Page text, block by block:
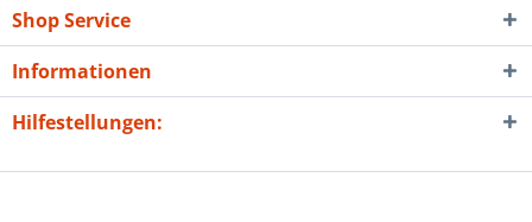
Shop Service
Informationen
Hilfestellungen: